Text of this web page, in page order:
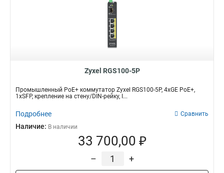
Zyxel RGS100-5P
Промышленный PoE+ коммутатор Zyxel RGS100-5P, 4xGE PoE+,
1xSFP, крепление на стену/DIN-рейку, I...
Подробнее Сравнить
Наличие: В наличии
33 700,00 ₽
– +